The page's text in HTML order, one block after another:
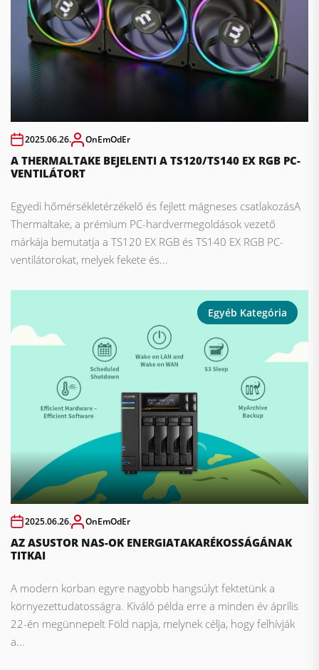
2025.06.26. OnEmOdEr
A THERMALTAKE BEJELENTI A TS120/TS140 EX RGB PC-
VENTILÁTORT
Egyedi hőmérsékletérzékelő és fejlett mágneses csatlakozásA
Thermaltake, a prémium PC-hardvermegoldások vezető
márkája bemutatja a TS120 EX RGB és TS140 EX RGB PC-
ventilátorokat, melyek fekete és...
Egyéb Kategória
2025.06.26. OnEmOdEr
AZ ASUSTOR NAS-OK ENERGIATAKARÉKOSSÁGÁNAK
TITKAI
A modern korban egyre nagyobb hangsúlyt fektetünk a
környezettudatosságra. Kiváló példa erre a minden év április
22-én megünnepelt Föld napja, melynek célja, hogy felhívják
a...